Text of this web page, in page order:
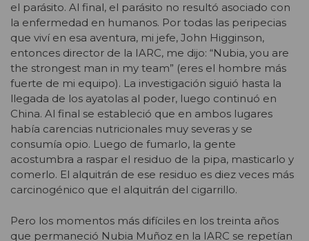
el parásito. Al final, el parásito no resultó asociado con
la enfermedad en humanos. Por todas las peripecias
que viví en esa aventura, mi jefe, John Higginson,
entonces director de la IARC, me dijo: “Nubia, you are
the strongest man in my team” (eres el hombre más
fuerte de mi equipo). La investigación siguió hasta la
llegada de los ayatolas al poder, luego continuó en
China. Al final se estableció que en ambos lugares
había carencias nutricionales muy severas y se
consumía opio. Luego de fumarlo, la gente
acostumbra a raspar el residuo de la pipa, masticarlo y
comerlo. El alquitrán de ese residuo es diez veces más
carcinogénico que el alquitrán del cigarrillo.
Pero los momentos más difíciles en los treinta años
que permaneció Nubia Muñoz en la IARC se repetían